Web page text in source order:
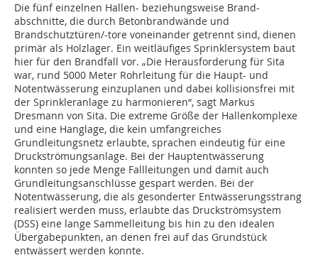
Die fünf einzelnen Hallen- beziehungsweise Brand-
abschnitte, die durch Betonbrandwände und
Brandschutztüren/-tore voneinander getrennt sind, dienen
primär als Holzlager. Ein weitläufiges Sprinklersystem baut
hier für den Brandfall vor. „Die Herausforderung für Sita
war, rund 5000 Meter Rohrleitung für die Haupt- und
Notentwässerung einzuplanen und dabei kollisionsfrei mit
der Sprinkleranlage zu harmonieren“, sagt Markus
Dresmann von Sita. Die extreme Größe der Hallenkomplexe
und eine Hanglage, die kein umfangreiches
Grundleitungsnetz erlaubte, sprachen eindeutig für eine
Druckströmungsanlage. Bei der Hauptentwässerung
konnten so jede Menge Fallleitungen und damit auch
Grundleitungsanschlüsse gespart werden. Bei der
Notentwässerung, die als gesonderter Entwässerungsstrang
realisiert werden muss, erlaubte das Druckströmsystem
(DSS) eine lange Sammelleitung bis hin zu den idealen
Übergabepunkten, an denen frei auf das Grundstück
entwässert werden konnte.